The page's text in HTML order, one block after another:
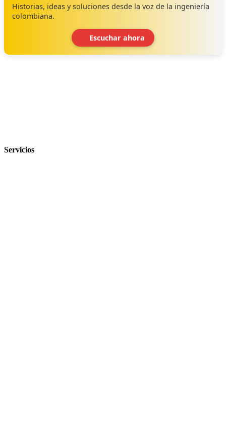
Historias, ideas y soluciones desde la voz de la ingeniería
colombiana.
Escuchar ahora
Servicios